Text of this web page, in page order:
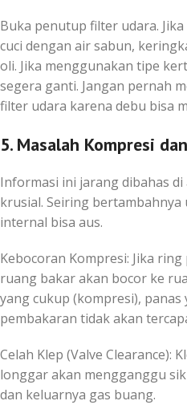
Buka penutup filter udara.
cuci dengan air sabun,
oli. Jika menggunakan tipe
segera ganti. Jangan pernah
filter udara karena debu bisa
5. Masalah Kompresi
Informasi ini jarang dibahas
krusial. Seiring bertambahnya
internal bisa aus.
Kebocoran Kompresi: Jika
ruang bakar akan bocor ke
yang cukup (kompresi),
pembakaran tidak akan
Celah Klep (Valve Clearance):
longgar akan mengganggu
dan keluarnya gas buang.